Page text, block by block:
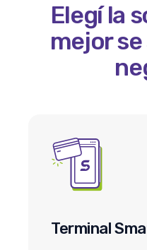
Elegí la
mejor
Terminal